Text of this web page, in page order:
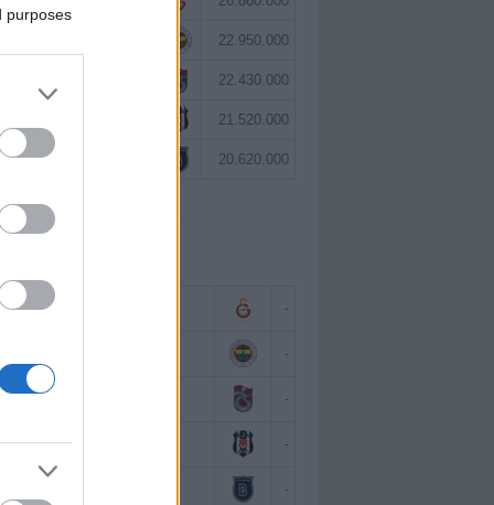
purposes
22.950.000
22.430.000
21.520.000
Eldor Shomurodov 20.620.000
Victor Osimhen -
-
Paul Onuachu -
Orkun Kökçü -
-